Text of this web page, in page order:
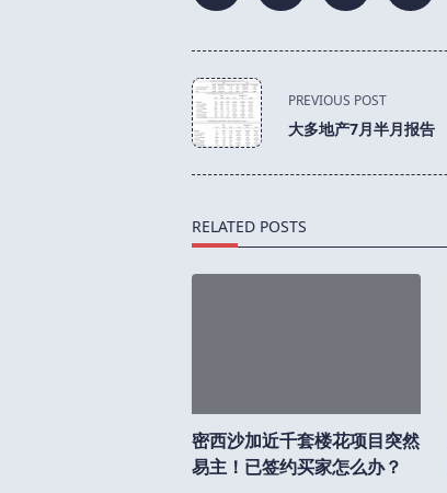
<span
class="nav-
subtitle
screen-
text">Page</span>
PREVIOUS POST
大多地产7月半月报告
RELATED POSTS
密西沙加近千套楼花项目突然
易主！已签约买家怎么办？